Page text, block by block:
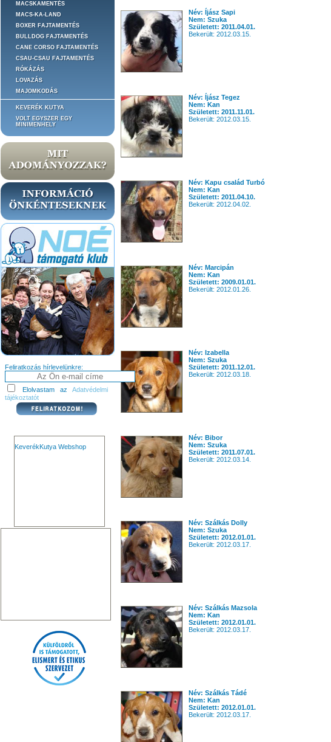
MACSKAMENTÉS
MACS-KA-LAND
BOXER FAJTAMENTÉS
BULLDOG FAJTAMENTÉS
CANE CORSO FAJTAMENTÉS
CSAU-CSAU FAJTAMENTÉS
RÓKÁZÁS
LOVAZÁS
MAJOMKODÁS
KEVERÉK KUTYA
VOLT EGYSZER EGY
MINIMENHELY
Feliratkozás hírlevelünkre:
Elolvastam az Adatvédelmi
tájékoztatót
KeverékKutya Webshop
Név: Íjász Sapi
Nem: Szuka
Született: 2011.04.01.
Bekerült: 2012.03.15.
Név: Íjász Tegez
Nem: Kan
Született: 2011.11.01.
Bekerült: 2012.03.15.
Név: Kapu család Turbó
Nem: Kan
Született: 2011.04.10.
Bekerült: 2012.04.02.
Név: Marcipán
Nem: Kan
Született: 2009.01.01.
Bekerült: 2012.01.26.
Név: Izabella
Nem: Szuka
Született: 2011.12.01.
Bekerült: 2012.03.18.
Név: Bibor
Nem: Szuka
Született: 2011.07.01.
Bekerült: 2012.03.14.
Név: Szálkás Dolly
Nem: Szuka
Született: 2012.01.01.
Bekerült: 2012.03.17.
Név: Szálkás Mazsola
Nem: Kan
Született: 2012.01.01.
Bekerült: 2012.03.17.
Név: Szálkás Tádé
Nem: Kan
Született: 2012.01.01.
Bekerült: 2012.03.17.